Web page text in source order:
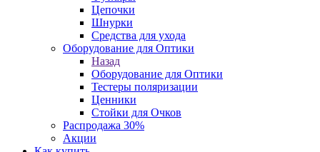
Цепочки
Шнурки
Средства для ухода
Оборудование для Оптики
Назад
Оборудование для Оптики
Тестеры поляризации
Ценники
Стойки для Очков
Распродажа 30%
Акции